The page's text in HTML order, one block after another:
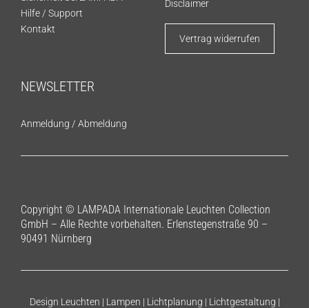
Hilfe / Support
Kontakt
Disclaimer
Vertrag widerrufen
NEWSLETTER
Anmeldung / Abmeldung
Copyright © LAMPADA Internationale Leuchten Collection
GmbH – Alle Rechte vorbehalten. Erlenstegenstraße 90 –
90491 Nürnberg
Design Leuchten | Lampen | Lichtplanung | Lichtgestaltung |